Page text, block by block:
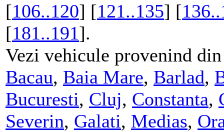
[106..120] [121..135] [
[181..191].
Vezi vehicule provenind
Bacau, Baia Mare, Barlad,
Bucuresti, Cluj, Constanta,
Severin, Galati, Medias,